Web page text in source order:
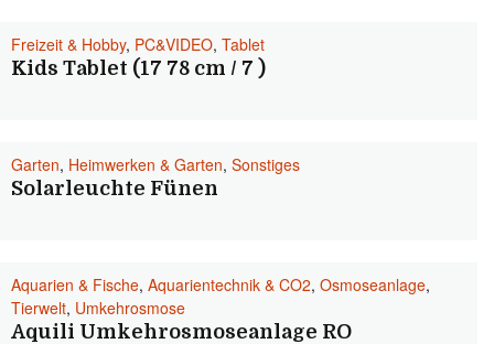
Freizeit & Hobby, PC&VIDEO, Tablet
Kids Tablet (17 78 cm / 7 )
Garten, Heimwerken & Garten, Sonstiges
Solarleuchte Fünen
Aquarien & Fische, Aquarientechnik & CO2, Osmoseanlage,
Tierwelt, Umkehrosmose
Aquili Umkehrosmoseanlage RO